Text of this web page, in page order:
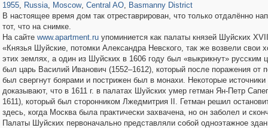
1955, Russia, Moscow, Central AO, Basmanny District
В настоящее время дом так отреставрирован, что только отдалённо
тот, что на снимке.
На сайте www.apartment.ruупоминиется как палаты князей Шуйских
«Князья Шуйские, потомки Александра Невского, так же возвели свои
этих землях, а один из Шуйских в 1606 году был «выкрикнут» русским
был царь Василий Иванович (1552–1612), который после поражения от
был свергнут боярами и пострижен был в монахи. Некоторые источники
доказывают, что в 1611 г. в палатах Шуйских умер гетман Ян-Петр
1611), который был сторонником Лжедмитрия II. Гетман решил
здесь, когда Москва была практически захвачена, но он заболел и
Палаты Шуйских первоначально представляли собой одноэтажное